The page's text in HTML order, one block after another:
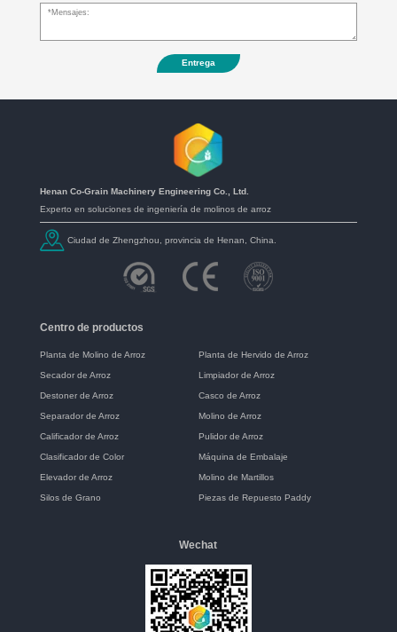
Entrega
Henan Co-Grain Machinery Engineering Co., Ltd.
Experto en soluciones de ingeniería de molinos de arroz
Ciudad de Zhengzhou, provincia de Henan, China.
Centro de productos
Planta de Molino de Arroz Planta de Hervido de Arroz
Secador de Arroz Limpiador de Arroz
Destoner de Arroz Casco de Arroz
Separador de Arroz Molino de Arroz
Calificador de Arroz Pulidor de Arroz
Clasificador de Color Máquina de Embalaje
Elevador de Arroz Molino de Martillos
Silos de Grano Piezas de Repuesto Paddy
Wechat